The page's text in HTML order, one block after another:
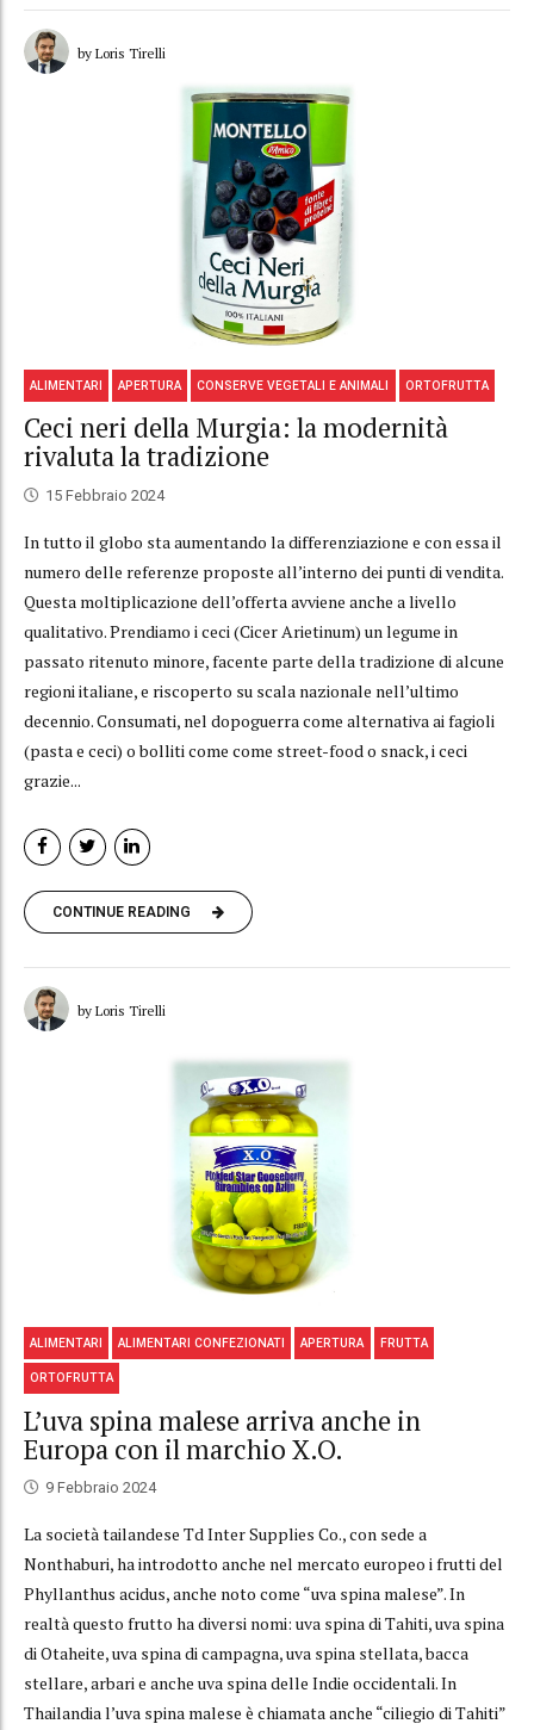
by Loris Tirelli
ALIMENTARI APERTURA CONSERVE VEGETALI E ANIMALI ORTOFRUTTA
Ceci neri della Murgia: la modernità
rivaluta la tradizione
15 Febbraio 2024
In tutto il globo sta aumentando la differenziazione e con essa il
numero delle referenze proposte all’interno dei punti di vendita.
Questa moltiplicazione dell’offerta avviene anche a livello
qualitativo. Prendiamo i ceci (Cicer Arietinum) un legume in
passato ritenuto minore, facente parte della tradizione di alcune
regioni italiane, e riscoperto su scala nazionale nell’ultimo
decennio. Consumati, nel dopoguerra come alternativa ai fagioli
(pasta e ceci) o bolliti come come street-food o snack, i ceci
grazie...
CONTINUE READING
by Loris Tirelli
ALIMENTARI ALIMENTARI CONFEZIONATI APERTURA FRUTTA
ORTOFRUTTA
L’uva spina malese arriva anche in
Europa con il marchio X.O.
9 Febbraio 2024
La società tailandese Td Inter Supplies Co., con sede a
Nonthaburi, ha introdotto anche nel mercato europeo i frutti del
Phyllanthus acidus, anche noto come “uva spina malese”. In
realtà questo frutto ha diversi nomi: uva spina di Tahiti, uva spina
di Otaheite, uva spina di campagna, uva spina stellata, bacca
stellare, arbari e anche uva spina delle Indie occidentali. In
Thailandia l’uva spina malese è chiamata anche “ciliegio di Tahiti”